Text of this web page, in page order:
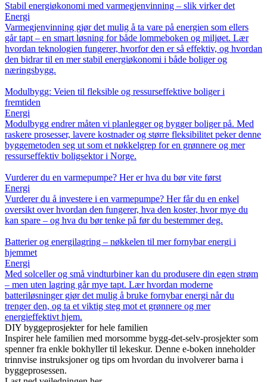
Stabil energiøkonomi med varmegjenvinning – slik virker det
Energi
Varmegjenvinning gjør det mulig å ta vare på energien som ellers
går tapt – en smart løsning for både lommeboken og miljøet. Lær
hvordan teknologien fungerer, hvorfor den er så effektiv, og hvordan
den bidrar til en mer stabil energiøkonomi i både boliger og
næringsbygg.
Modulbygg: Veien til fleksible og ressurseffektive boliger i
fremtiden
Energi
Modulbygg endrer måten vi planlegger og bygger boliger på. Med
raskere prosesser, lavere kostnader og større fleksibilitet peker denne
byggemetoden seg ut som et nøkkelgrep for en grønnere og mer
ressurseffektiv boligsektor i Norge.
Vurderer du en varmepumpe? Her er hva du bør vite først
Energi
Vurderer du å investere i en varmepumpe? Her får du en enkel
oversikt over hvordan den fungerer, hva den koster, hvor mye du
kan spare – og hva du bør tenke på før du bestemmer deg.
Batterier og energilagring – nøkkelen til mer fornybar energi i
hjemmet
Energi
Med solceller og små vindturbiner kan du produsere din egen strøm
– men uten lagring går mye tapt. Lær hvordan moderne
batteriløsninger gjør det mulig å bruke fornybar energi når du
trenger den, og ta et viktig steg mot et grønnere og mer
energieffektivt hjem.
DIY byggeprosjekter for hele familien
Inspirer hele familien med morsomme bygg-det-selv-prosjekter som
spenner fra enkle bokhyller til lekeskur. Denne e-boken inneholder
trinnvise instruksjoner og tips om hvordan du involverer barna i
byggeprosessen.